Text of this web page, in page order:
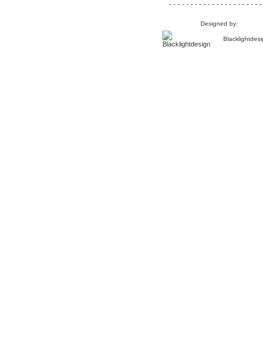
- - - - - - - - - - - - - - - - - - - - - -
Designed by: